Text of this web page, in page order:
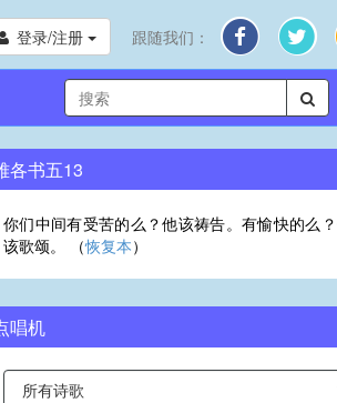
登录/注册 跟随我们：
各书五13
你们中间有受苦的么？他该祷告。有愉快的么
该歌颂。 （恢复本）
唱机